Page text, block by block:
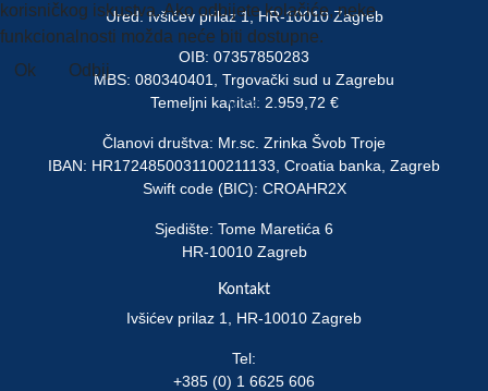
Ured: Ivšićev prilaz 1, HR-10010 Zagreb
OIB: 07357850283
MBS: 080340401, Trgovački sud u Zagrebu
Temeljni kapital: 2.959,72 €
Članovi društva: Mr.sc. Zrinka Švob Troje
IBAN: HR1724850031100211133, Croatia banka, Zagreb
Swift code (BIC): CROAHR2X
Sjedište: Tome Maretića 6
HR-10010 Zagreb
Kontakt
Ivšićev prilaz 1, HR-10010 Zagreb
Tel:
+385 (0) 1 6625 606
korisničkog iskustva. Ako odbijete kolačiće, neke
funkcionalnosti možda neće biti dostupne.
Ok
Odbij
Više